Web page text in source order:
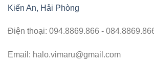
Kiến An, Hải Phòng
Điện thoại: 094.8869.866 -
Email: halo.vimaru@gmail.com